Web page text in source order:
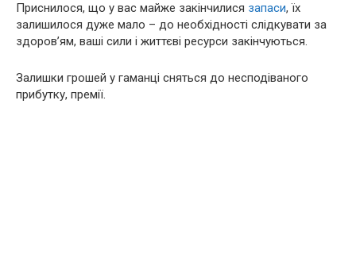
Приснилося, що у вас майже закінчилися запаси, їх
залишилося дуже мало – до необхідності слідкувати за
здоров’ям, ваші сили і життєві ресурси закінчуються.
Залишки грошей у гаманці сняться до несподіваного
прибутку, премії.